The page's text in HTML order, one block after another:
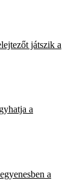
játszik a
a
a